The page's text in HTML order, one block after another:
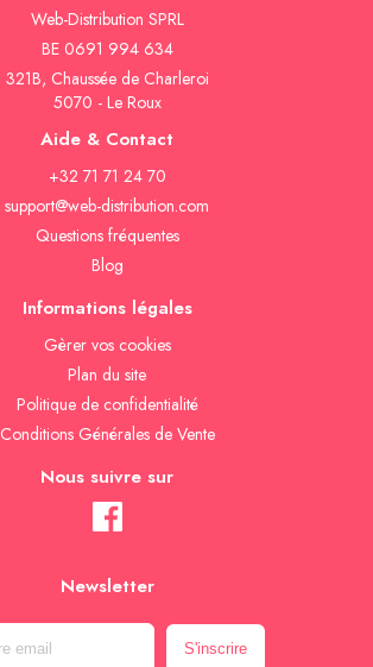
Web-Distribution SPRL
BE 0691 994 634
321B, Chaussée de Charleroi
5070 - Le Roux
Aide & Contact
+32 71 71 24 70
support@web-distribution.com
Questions fréquentes
Blog
Informations légales
Gèrer vos cookies
Plan du site
Politique de confidentialité
Conditions Générales de Vente
Nous suivre sur
Newsletter